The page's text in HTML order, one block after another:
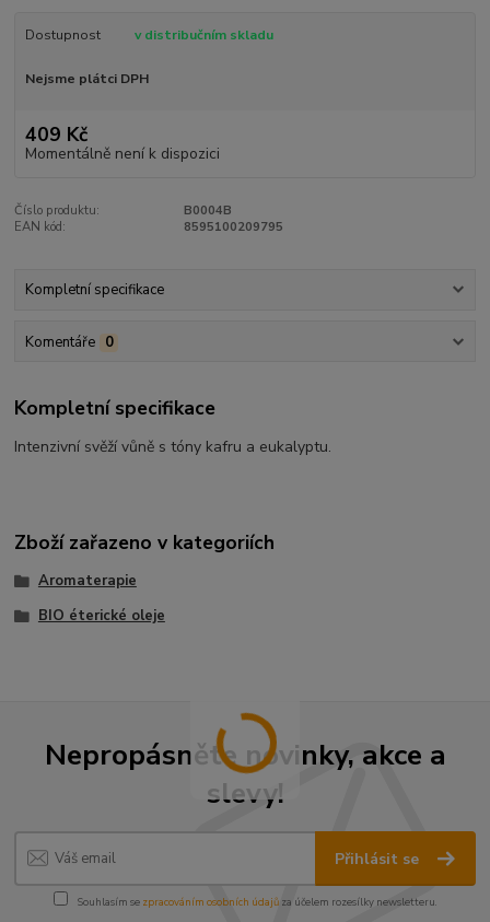
Dostupnost v distribučním skladu
Nejsme plátci DPH
409 Kč
Momentálně není k dispozici
Číslo produktu:
B0004B
EAN kód:
8595100209795
Kompletní specifikace
Komentáře 0
Kompletní specifikace
Intenzivní svěží vůně s tóny kafru a eukalyptu.
Zboží zařazeno v kategoriích
Aromaterapie
BIO éterické oleje
Nepropásněte novinky, akce a
slevy!
Přihlásit se
Souhlasím se zpracováním osobních údajůza účelem rozesílky newsletteru.